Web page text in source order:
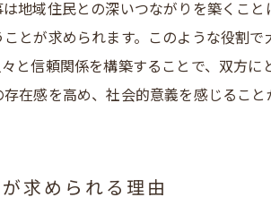
プロフェッショナルとしてのスキルを身
地域に密着した介護の実践方法を学ぶ
地域密着型介護の重要性とその魅力
地域住民との深いつながりを築くこ
とが求められます。このような役割
と信頼関係を構築することで、双方
在感を高め、社会的意義を感じるこ
求められる理由